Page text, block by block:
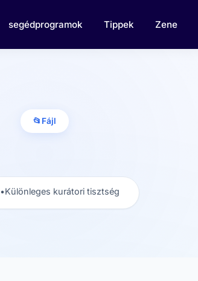
segédprogramok Tippek Zene
📂 Fájl
•Különleges kurátori tisztség